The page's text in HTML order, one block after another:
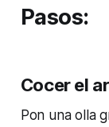
Pasos:
Cocer el
Pon una olla